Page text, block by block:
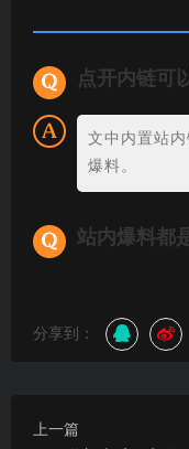
点开内链可
文中内置站
爆料。
站内爆料都
分享到：
上一篇